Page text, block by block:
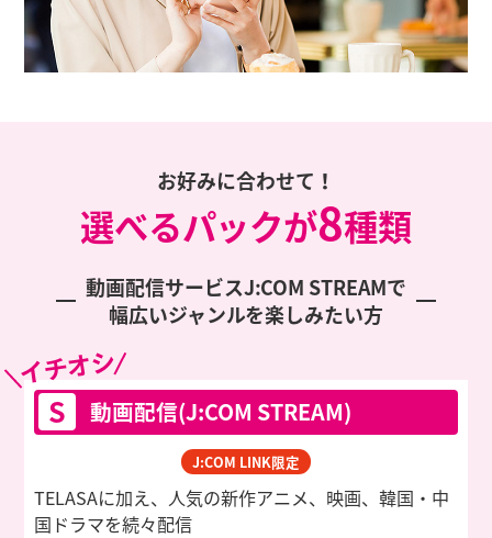
お好みに合わせて！
選べるパックが8種類
動画配信サービスJ:COM STREAMで
幅広いジャンルを楽しみたい方
イチオシ
S 動画配信(J:COM STREAM)
J:COM LINK限定
TELASAに加え、人気の新作アニメ、映画、韓国・中
国ドラマを続々配信